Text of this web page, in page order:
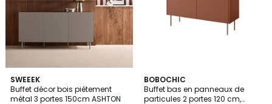
SWEEEK
Buffet décor bois piétement
métal 3 portes 150cm ASHTON
2
Couleurs
BOBOCHIC
Buffet bas en panneaux de
particules 2 portes 120 cm,
5
/
5
4
Couleurs